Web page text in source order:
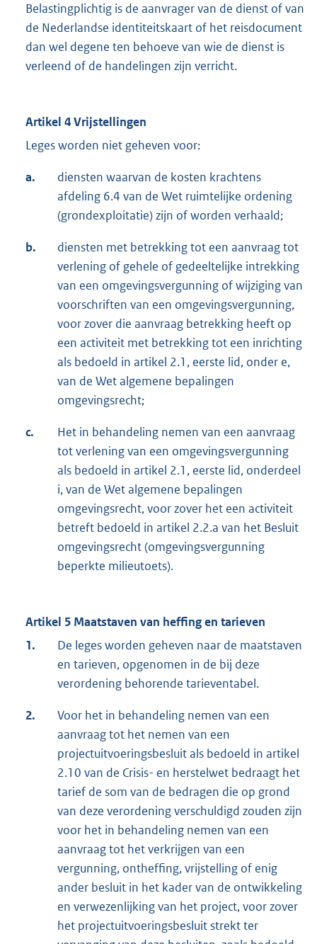
Belastingplichtig is de aanvrager van de dienst of van
de Nederlandse identiteitskaart of het reisdocument
dan wel degene ten behoeve van wie de dienst is
verleend of de handelingen zijn verricht.
Artikel 4 Vrijstellingen
Leges worden niet geheven voor:
a.
diensten waarvan de kosten krachtens
afdeling 6.4 van de Wet ruimtelijke ordening
(grondexploitatie) zijn of worden verhaald;
b.
diensten met betrekking tot een aanvraag tot
verlening of gehele of gedeeltelijke intrekking
van een omgevingsvergunning of wijziging van
voorschriften van een omgevingsvergunning,
voor zover die aanvraag betrekking heeft op
een activiteit met betrekking tot een inrichting
als bedoeld in artikel 2.1, eerste lid, onder e,
van de Wet algemene bepalingen
omgevingsrecht;
c.
Het in behandeling nemen van een aanvraag
tot verlening van een omgevingsvergunning
als bedoeld in artikel 2.1, eerste lid, onderdeel
i, van de Wet algemene bepalingen
omgevingsrecht, voor zover het een activiteit
betreft bedoeld in artikel 2.2.a van het Besluit
omgevingsrecht (omgevingsvergunning
beperkte milieutoets).
Artikel 5 Maatstaven van heffing en tarieven
1.
De leges worden geheven naar de maatstaven
en tarieven, opgenomen in de bij deze
verordening behorende tarieventabel.
2.
Voor het in behandeling nemen van een
aanvraag tot het nemen van een
projectuitvoeringsbesluit als bedoeld in artikel
2.10 van de Crisis- en herstelwet bedraagt het
tarief de som van de bedragen die op grond
van deze verordening verschuldigd zouden zijn
voor het in behandeling nemen van een
aanvraag tot het verkrijgen van een
vergunning, ontheffing, vrijstelling of enig
ander besluit in het kader van de ontwikkeling
en verwezenlijking van het project, voor zover
het projectuitvoeringsbesluit strekt ter